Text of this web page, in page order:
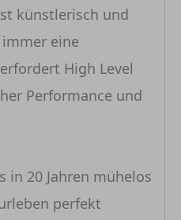
künstlerisch und
eine
High Level
Performance und
in 20 Jahren mühelos
perfekt